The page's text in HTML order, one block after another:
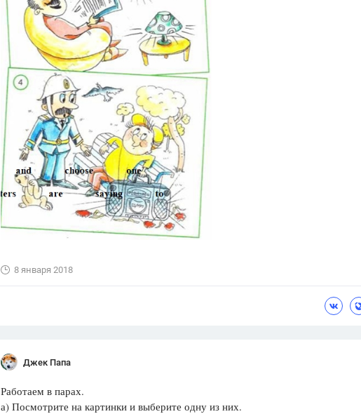
8 января 2018
Джек Папа
Работаем в парах.
а) Посмотрите на картинки и выберите одну из них.